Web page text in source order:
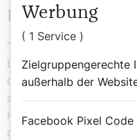
Hate-
"Zu Beginn haben mich
betroffen gemacht.
davon zu lesen und
auch über die Kirche -
Hass ist ein Gefühl, das
du es zulässt. Ich
Werbung
( 1 Service )
Zielgruppengerechte
außerhalb der
Facebook Pixel Code